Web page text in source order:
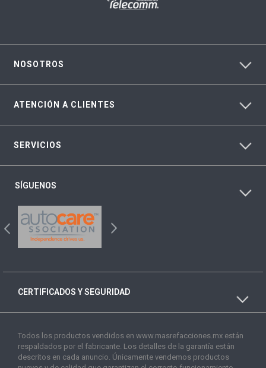
NOSOTROS
ATENCIÓN A CLIENTES
SERVICIOS
SÍGUENOS
CERTIFICADOS Y SEGURIDAD
Todos los productos vendidos en www.masrefacciones.mx están
respaldados por el fabricante. Los detalles de la garantía están
descritos en cada anuncio. Únicamente vendemos productos